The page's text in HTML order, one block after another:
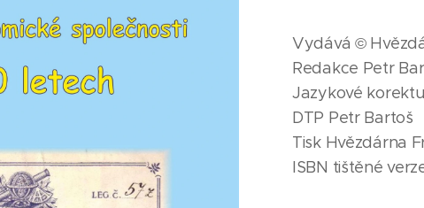
Vydává ©
Redakce Petr
Jazykové
DTP Petr Bartoš
Tisk Hvězdárna
ISBN tištěné